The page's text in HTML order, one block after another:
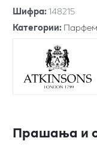
Шифра:148215
Категории:
Прашања и